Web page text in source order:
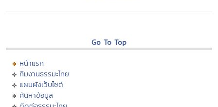
Go To Top
หน้าแรก
ทีมงานธรรมะไทย
แผนผังเว็บไซต์
ค้นหาข้อมูล